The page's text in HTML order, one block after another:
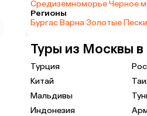
Средиземноморье·Черное
Регионы
Бургас·Варна·Золотые Пески
Туры из Москвы в
Турция
Китай
Мальдивы
Индонезия